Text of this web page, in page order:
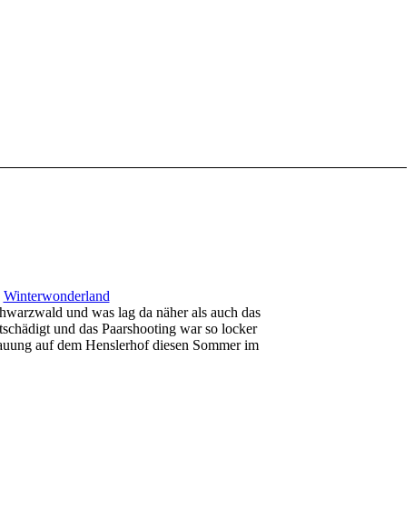
Winterwonderland
und was lag da näher als auch das
und das Paarshooting war so locker
auf dem Henslerhof diesen Sommer im